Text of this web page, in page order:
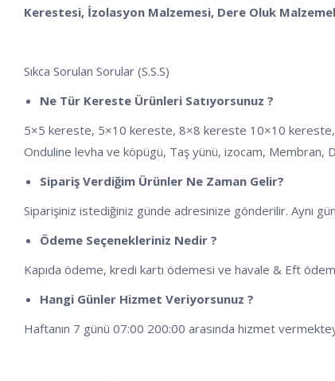
Kerestesi, İzolasyon Malzemesi, Dere Oluk
Sıkca Sorulan Sorular (S.S.S)
Ne Tür Kereste Ürünleri Satıyorsunuz ?
5×5 kereste, 5×10 kereste, 8×8 kereste 10×10 kereste,
Onduline levha ve köpügü, Taş yünü, izocam, Membran,
Sipariş Verdiğim Ürünler Ne Zaman Gelir?
Siparişiniz istediğiniz günde adresinize gönderilir. Aynı
Ödeme Seçenekleriniz Nedir ?
Kapıda ödeme, kredi kartı ödemesi ve havale & Eft
Hangi Günler Hizmet Veriyorsunuz ?
Haftanın 7 günü 07:00 200:00 arasında hizmet